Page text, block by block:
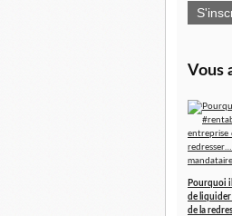
Vous
Pourquoi
de liquider
de la